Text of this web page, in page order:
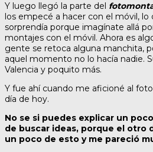
Y luego llegó la parte del
los empecé a hacer con el móvil, lo
sorprendía porque imagínate allá
montajes con el móvil. Ahora es
gente se retoca alguna manchita,
aquel momento no lo hacía nadie.
Valencia y poquito más.
Y fue ahí cuando me aficioné al
día de hoy.
No se si puedes explicar un
de buscar ideas, porque el otro
un poco de esto y me pareció